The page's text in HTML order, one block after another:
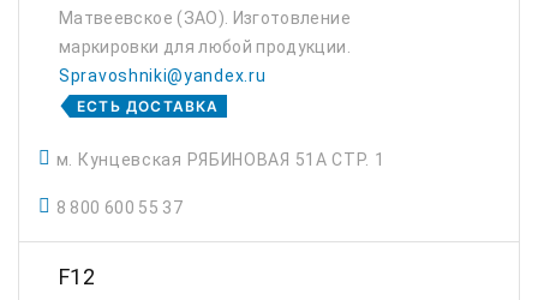
Матвеевское (ЗАО). Изготовление
маркировки для любой продукции.
Spravoshniki@yandex.ru
ЕСТЬ ДОСТАВКА
м. Кунцевская РЯБИНОВАЯ 51А СТР. 1
8 800 600 55 37
F12